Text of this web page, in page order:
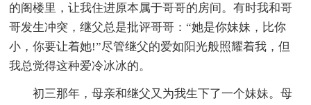
的阁楼里，让我住进原本属于哥哥的房间。有时我和哥
哥发生冲突，继父总是批评哥哥：“她是你妹妹，比你
小，你要让着她!”尽管继父的爱如阳光般照耀着我，但
我总觉得这种爱冷冰冰的。
初三那年，母亲和继父又为我生下了一个妹妹。母